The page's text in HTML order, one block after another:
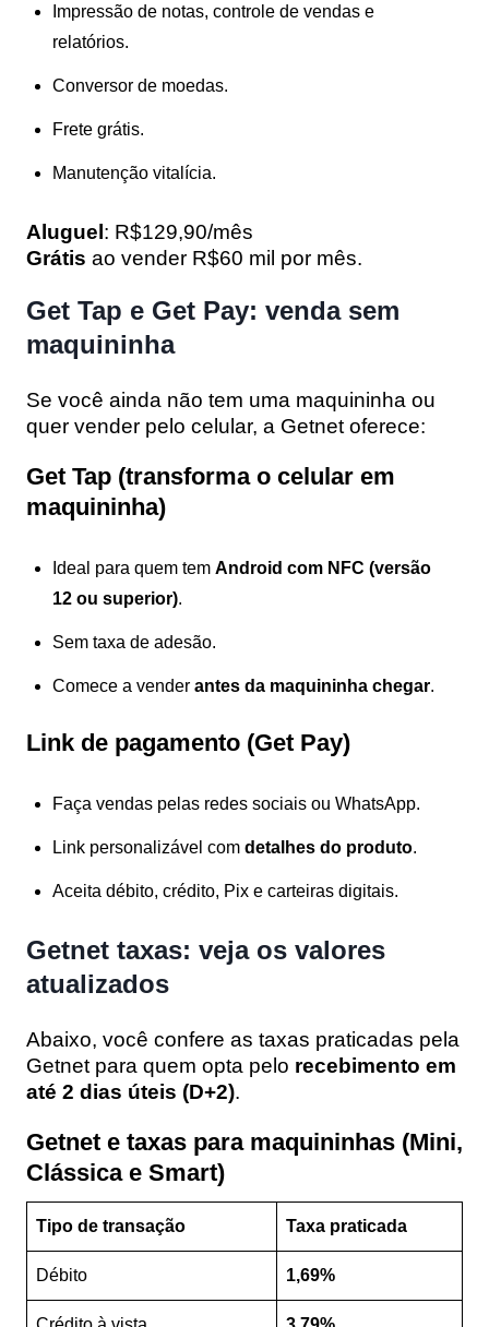
Impressão de notas, controle de vendas e
relatórios.
Conversor de moedas.
Frete grátis.
Manutenção vitalícia.
Aluguel: R$129,90/mês
Grátis ao vender R$60 mil por mês.
Get Tap e Get Pay: venda sem
maquininha
Se você ainda não tem uma maquininha ou
quer vender pelo celular, a Getnet oferece:
Get Tap (transforma o celular em
maquininha)
Ideal para quem tem Android com NFC (versão
12 ou superior).
Sem taxa de adesão.
Comece a vender antes da maquininha chegar.
Link de pagamento (Get Pay)
Faça vendas pelas redes sociais ou WhatsApp.
Link personalizável com detalhes do produto.
Aceita débito, crédito, Pix e carteiras digitais.
Getnet taxas: veja os valores
atualizados
Abaixo, você confere as taxas praticadas pela
Getnet para quem opta pelo recebimento em
até 2 dias úteis (D+2).
Getnet e taxas para maquininhas (Mini,
Clássica e Smart)
Tipo de transação Taxa praticada
Débito 1,69%